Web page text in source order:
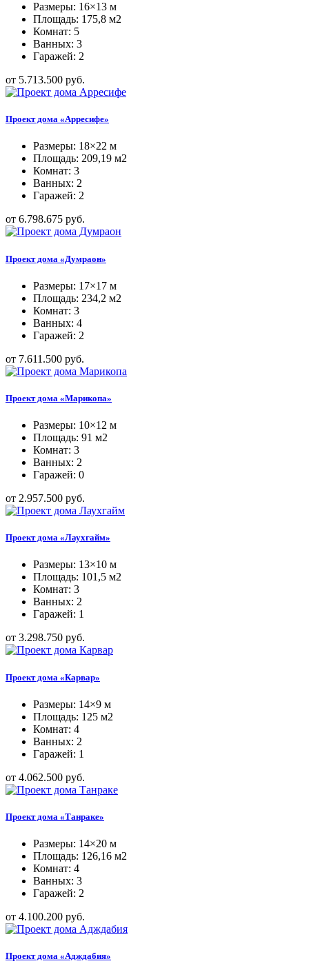
Размеры: 16×13 м
Площадь: 175,8 м2
Комнат: 5
Ванных: 3
Гаражей: 2
от 5.713.500 руб.
Проект дома «Арресифе»
Размеры: 18×22 м
Площадь: 209,19 м2
Комнат: 3
Ванных: 2
Гаражей: 2
от 6.798.675 руб.
Проект дома «Думраон»
Размеры: 17×17 м
Площадь: 234,2 м2
Комнат: 3
Ванных: 4
Гаражей: 2
от 7.611.500 руб.
Проект дома «Марикопа»
Размеры: 10×12 м
Площадь: 91 м2
Комнат: 3
Ванных: 2
Гаражей: 0
от 2.957.500 руб.
Проект дома «Лаухгайм»
Размеры: 13×10 м
Площадь: 101,5 м2
Комнат: 3
Ванных: 2
Гаражей: 1
от 3.298.750 руб.
Проект дома «Карвар»
Размеры: 14×9 м
Площадь: 125 м2
Комнат: 4
Ванных: 2
Гаражей: 1
от 4.062.500 руб.
Проект дома «Танраке»
Размеры: 14×20 м
Площадь: 126,16 м2
Комнат: 4
Ванных: 3
Гаражей: 2
от 4.100.200 руб.
Проект дома «Адждабия»